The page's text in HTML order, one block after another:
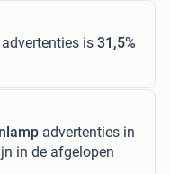
advertenties is 31,5%
advertenties in
in de afgelopen